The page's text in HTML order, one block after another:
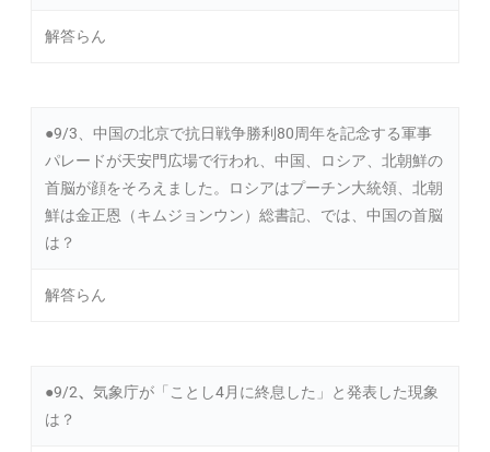
解答らん
●9/3、中国の北京で抗日戦争勝利80周年を記念する軍事
パレードが天安門広場で行われ、中国、ロシア、北朝鮮の
首脳が顔をそろえました。ロシアはプーチン大統領、北朝
鮮は金正恩（キムジョンウン）総書記、では、中国の首脳
は？
解答らん
●9/2、 気象庁が「ことし4月に終息した」と発表した現象
は？